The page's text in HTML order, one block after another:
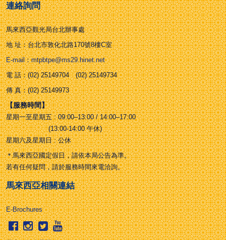
連絡詢問
馬來西亞觀光局台北辦事處
地 址：台北市敦化北路170號8樓C室
E-mail：mtpbtpe@ms29.hinet.net
電 話：(02) 25149704 (02) 25149734
傳 真：(02) 25149973
【服務時間】
星期一至星期五 : 09:00–13:00 / 14:00–17:00
(13:00-14:00 午休)
星期六及星期日 : 公休
＊馬來西亞國定假日，請依本局公告為準。
若有任何疑問，請於服務時間來電洽詢。
馬來西亞相關連結
E-Brochures